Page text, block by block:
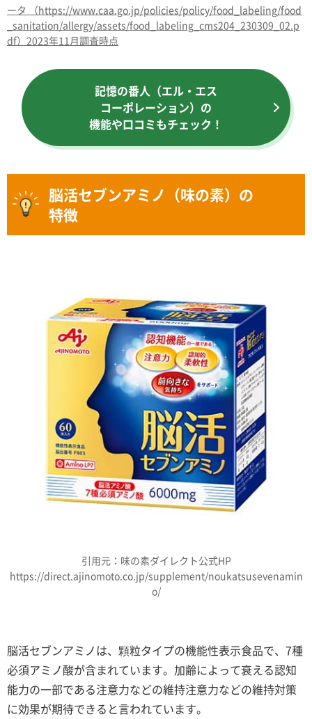
ータ （https://www.caa.go.jp/policies/policy/food_labeling/food
_sanitation/allergy/assets/food_labeling_cms204_230309_02.p
df）2023年11月調査時点
記憶の番人（エル・エス
コーポレーション）の
機能や口コミもチェック！
脳活セブンアミノ（味の素）の
特徴
引用元：味の素ダイレクト公式HP
https://direct.ajinomoto.co.jp/supplement/noukatsusevenamin
o/
脳活セブンアミノは、顆粒タイプの機能性表示食品で、7種
必須アミノ酸が含まれています。加齢によって衰える認知
能力の一部である注意力などの維持注意力などの維持対策
に効果が期待できると言われています。